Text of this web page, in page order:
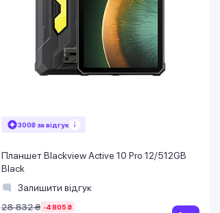
300₴ за відгук
Планшет Blackview Active 10 Pro 12/512GB
Black
Залишити відгук
28 832 ₴ -4 805 ₴